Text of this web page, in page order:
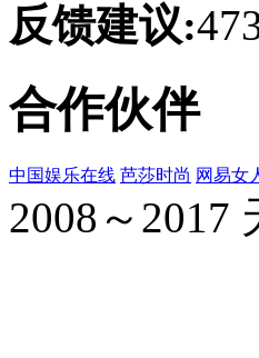
反馈建议:
合作伙伴
中国娱乐在线 芭莎时尚 网易女
2008～2017